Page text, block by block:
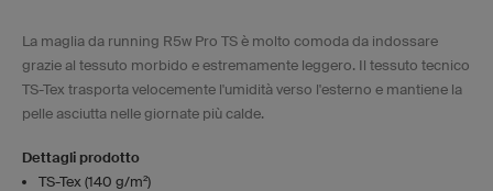
La maglia da running R5w Pro TS è molto comoda da indossare
grazie al tessuto morbido e estremamente leggero. Il tessuto tecnico
TS-Tex trasporta velocemente l'umidità verso l'esterno e mantiene la
pelle asciutta nelle giornate più calde.
Dettagli prodotto
TS-Tex (140 g/m²)